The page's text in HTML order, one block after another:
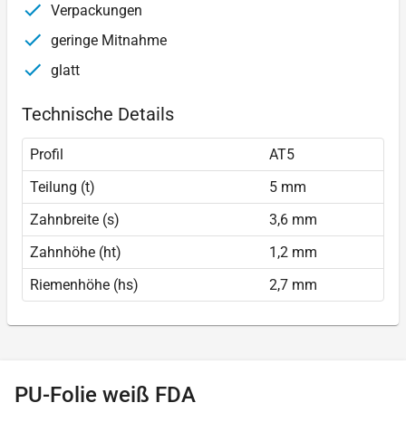
Verpackungen
geringe Mitnahme
glatt
Technische Details
Profil
AT5
Teilung (t)
5 mm
Zahnbreite (s)
3,6 mm
Zahnhöhe (ht)
1,2 mm
Riemenhöhe (hs)
2,7 mm
PU-Folie weiß FDA